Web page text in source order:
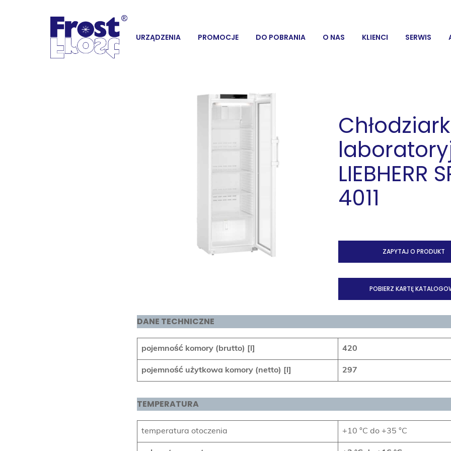
URZĄDZENIA PROMOCJE DO POBRANIA O NAS KLIENCI SERWIS
LIEBHERR
4011
ZAPYTAJ O PRODUKT
POBIERZ KARTĘ
DANE TECHNICZNE
pojemność komory (brutto) [l] 420
pojemność użytkowa komory (netto) [l] 297
TEMPERATURA
temperatura otoczenia +10 °C do +35 °C